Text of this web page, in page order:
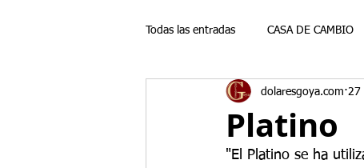
Todas las entradas CASA DE CAMBIO
Platino
dolaresgoya.com 27
"El Platino se ha